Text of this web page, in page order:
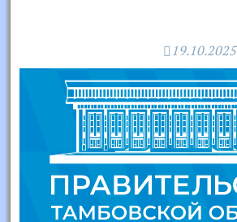
19.10.2025